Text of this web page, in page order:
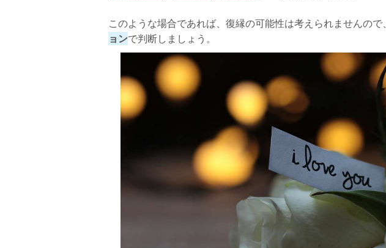
このような場合であれば、復縁の可能性は考えられませんので、
ョンで判断しましょう。